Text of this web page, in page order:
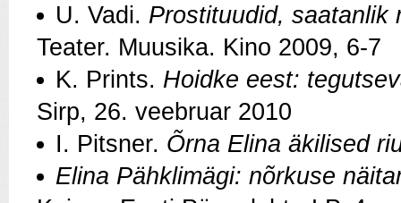
U. Vadi. Prostituudid, saatanlik
Teater. Muusika. Kino 2009, 6-7
K. Prints. Hoidke eest:
Sirp, 26. veebruar 2010
I. Pitsner. Õrna Elina äkilised
Elina Pähklimägi: nõrkuse